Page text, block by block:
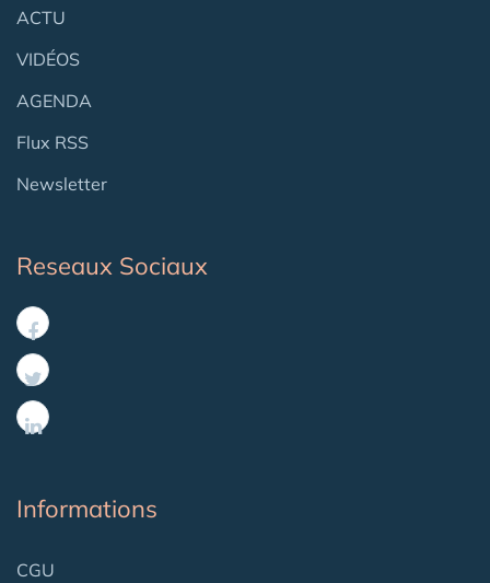
ACTU
VIDÉOS
AGENDA
Flux RSS
Newsletter
Reseaux Sociaux
Informations
CGU